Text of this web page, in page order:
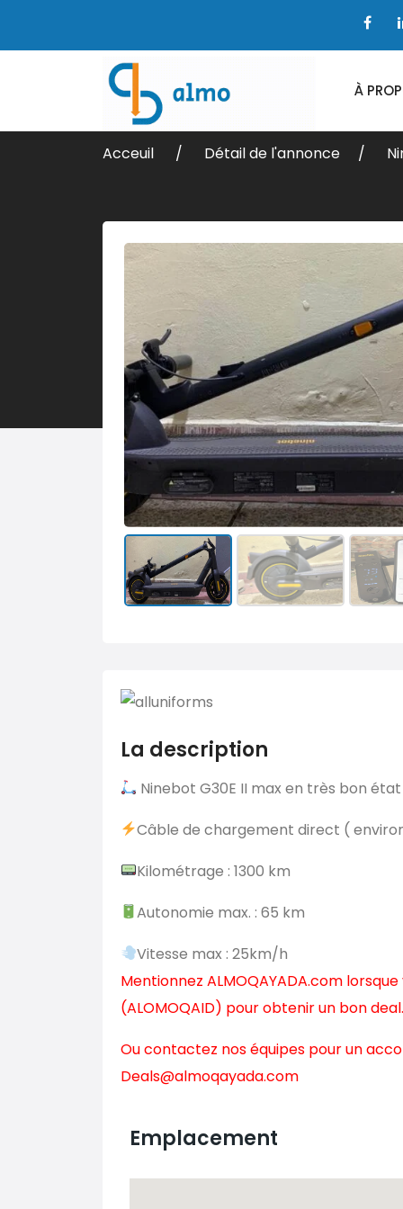
À
Acceuil Détail de l'annonce
La description
Ninebot G30E II max en très bon état
Câble de chargement direct (
Kilométrage : 1300 km
Autonomie max. : 65 km
Vitesse max : 25km/h
Mentionnez ALMOQAYADA.com
(ALOMOQAID) pour obtenir un bon deal.
Ou contactez nos équipes pour un
Deals@almoqayada.com
Emplacement